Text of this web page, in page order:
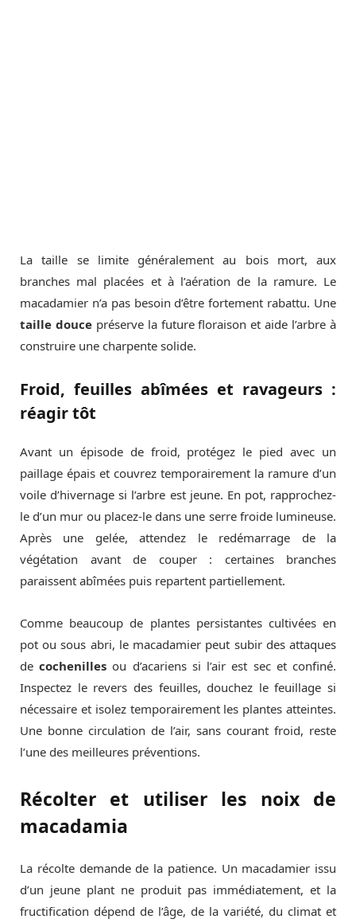
La taille se limite généralement au bois mort, aux
branches mal placées et à l’aération de la ramure. Le
macadamier n’a pas besoin d’être fortement rabattu. Une
taille doucepréserve la future floraison et aide l’arbre à
construire une charpente solide.
Froid, feuilles abîmées et ravageurs :
réagir tôt
Avant un épisode de froid, protégez le pied avec un
paillage épais et couvrez temporairement la ramure d’un
voile d’hivernage si l’arbre est jeune. En pot, rapprochez-
le d’un mur ou placez-le dans une serre froide lumineuse.
Après une gelée, attendez le redémarrage de la
végétation avant de couper : certaines branches
paraissent abîmées puis repartent partiellement.
Comme beaucoup de plantes persistantes cultivées en
pot ou sous abri, le macadamier peut subir des attaques
decochenilles ou d’acariens si l’air est sec et confiné.
Inspectez le revers des feuilles, douchez le feuillage si
nécessaire et isolez temporairement les plantes atteintes.
Une bonne circulation de l’air, sans courant froid, reste
l’une des meilleures préventions.
Récolter et utiliser les noix de
macadamia
La récolte demande de la patience. Un macadamier issu
d’un jeune plant ne produit pas immédiatement, et la
fructification dépend de l’âge, de la variété, du climat et